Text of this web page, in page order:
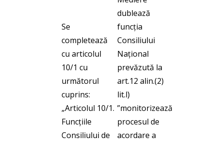
Se
completează
cu articolul
10/1 cu
următorul
cuprins:
„Articolul 10/1.
Funcțiile
Consiliului de
dublează
funcția
Consiliului
Național
prevăzută la
art.12 alin.(2)
lit.l)
”monitorizează
procesul de
acordare a